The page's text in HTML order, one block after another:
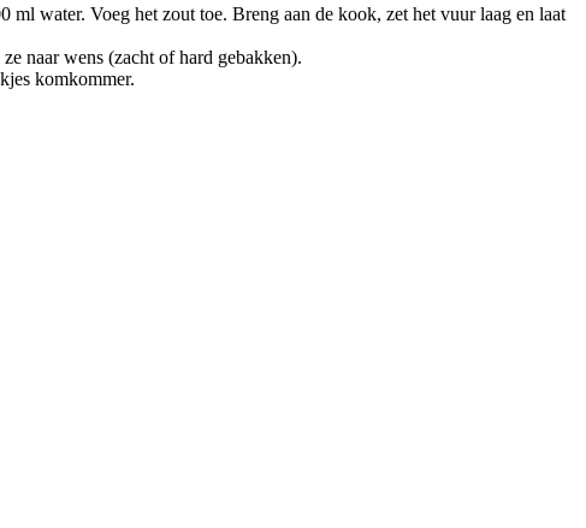
water. Voeg het zout toe. Breng aan de kook, zet het vuur laag en laat
naar wens (zacht of hard gebakken).
komkommer.